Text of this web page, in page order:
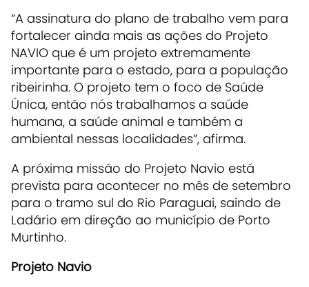
“A assinatura do plano de trabalho vem para
fortalecer ainda mais as ações do Projeto
NAVIO que é um projeto extremamente
importante para o estado, para a população
ribeirinha. O projeto tem o foco de Saúde
Única, então nós trabalhamos a saúde
humana, a saúde animal e também a
ambiental nessas localidades”, afirma.
A próxima missão do Projeto Navio está
prevista para acontecer no mês de setembro
para o tramo sul do Rio Paraguai, saindo de
Ladário em direção ao município de Porto
Murtinho.
Projeto Navio